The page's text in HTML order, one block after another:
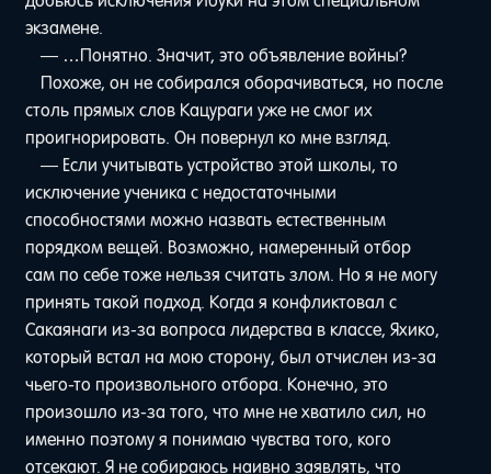
экзамене.
— …Понятно. Значит, это объявление войны?
Похоже, он не собирался оборачиваться, но после
столь прямых слов Кацураги уже не смог их
проигнорировать. Он повернул ко мне взгляд.
— Если учитывать устройство этой школы, то
исключение ученика с недостаточными
способностями можно назвать естественным
порядком вещей. Возможно, намеренный отбор
сам по себе тоже нельзя считать злом. Но я не могу
принять такой подход. Когда я конфликтовал с
Сакаянаги из-за вопроса лидерства в классе, Яхико,
который встал на мою сторону, был отчислен из-за
чьего-то произвольного отбора. Конечно, это
произошло из-за того, что мне не хватило сил, но
именно поэтому я понимаю чувства того, кого
отсекают. Я не собираюсь наивно заявлять, что